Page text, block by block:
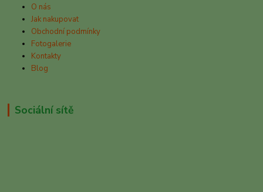
O nás
Jak nakupovat
Obchodní podmínky
Fotogalerie
Kontakty
Blog
Sociální sítě